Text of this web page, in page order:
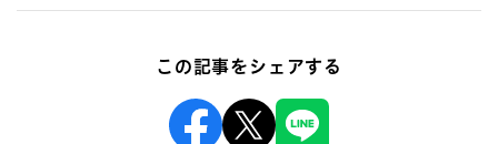
この記事をシェアする